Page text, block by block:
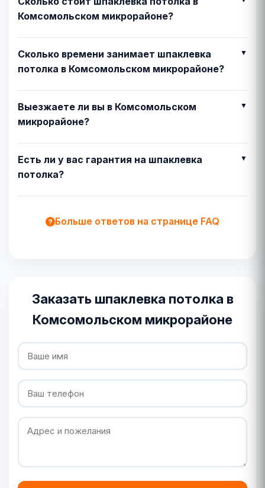
Комсомольском микрорайоне?
Сколько времени занимает шпаклевка
потолка в Комсомольском микрорайоне?
Выезжаете ли вы в Комсомольском
микрорайоне?
Есть ли у вас гарантия на шпаклевка
потолка?
Больше ответов на странице FAQ
Заказать шпаклевка потолка в
Комсомольском микрорайоне